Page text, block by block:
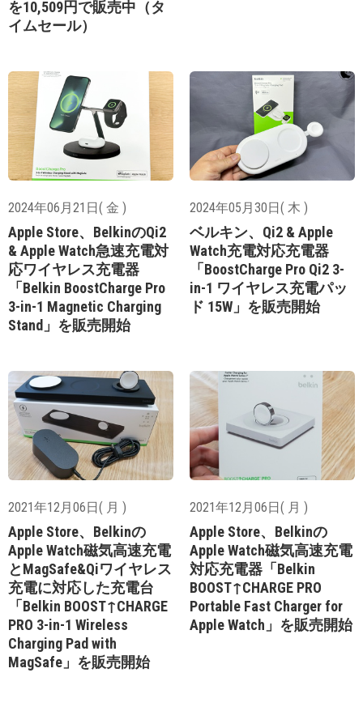
を10,509円で販売中（タ
イムセール）
2024年06月21日( 金 )
Apple Store、BelkinのQi2
& Apple Watch急速充電対
応ワイヤレス充電器
「Belkin BoostCharge Pro
3-in-1 Magnetic Charging
Stand」を販売開始
2024年05月30日( 木 )
ベルキン、Qi2 & Apple
Watch充電対応充電器
「BoostCharge Pro Qi2 3-
in-1 ワイヤレス充電パッ
ド 15W」を販売開始
2021年12月06日( 月 )
Apple Store、Belkinの
Apple Watch磁気高速充電
とMagSafe&Qiワイヤレス
充電に対応した充電台
「Belkin BOOST↑CHARGE
PRO 3-in-1 Wireless
Charging Pad with
MagSafe」を販売開始
2021年12月06日( 月 )
Apple Store、Belkinの
Apple Watch磁気高速充電
対応充電器「Belkin
BOOST↑CHARGE PRO
Portable Fast Charger for
Apple Watch」を販売開始